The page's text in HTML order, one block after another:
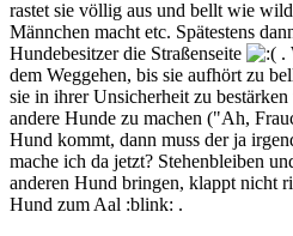
rastet sie völlig aus und bellt wie
Männchen macht etc. Spätestens
Hundebesitzer die Straßenseite
.
dem Weggehen, bis sie aufhört zu
sie in ihrer Unsicherheit zu bestärken
andere Hunde zu machen ("Ah,
Hund kommt, dann muss der ja
mache ich da jetzt? Stehenbleiben
anderen Hund bringen, klappt nicht
Hund zum Aal :blink: .